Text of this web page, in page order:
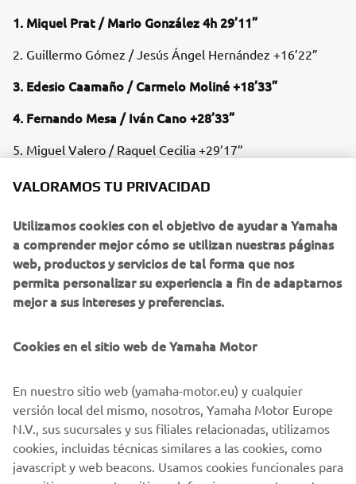
1. Miquel Prat / Mario González 4h 29’11”
2. Guillermo Gómez / Jesús Ángel Hernández +16’22”
3. Edesio Caamaño / Carmelo Moliné +18’33”
4. Fernando Mesa / Iván Cano +28’33”
5. Miguel Valero / Raquel Cecilia +29’17”
6. Víctor González / Carles Barangé +33’09
Clasificación Campeonato de España de SSV:
1. Miquel Prat 50 puntos
2. Guillermo Gómez 42 pts.
4. Fernando Mesa 32 pts.
5. Miguel Valero 29 pts.
6. Víctor González 27 pts.
VALORAMOS TU PRIVACIDAD
Utilizamos cookies con el objetivo de ayudar a Yamaha
a comprender mejor cómo se utilizan nuestras páginas
web, productos y servicios de tal forma que nos
permita personalizar su experiencia a fin de adaptarnos
mejor a sus intereses y preferencias.
Cookies en el sitio web de Yamaha Motor
En nuestro sitio web (yamaha-motor.eu) y cualquier
versión local del mismo, nosotros, Yamaha Motor Europe
N.V., sus sucursales y sus filiales relacionadas, utilizamos
cookies, incluidas técnicas similares a las cookies, como
javascript y web beacons. Usamos cookies funcionales para